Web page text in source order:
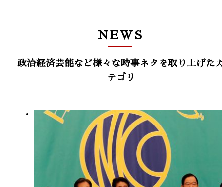
NEWS
政治経済芸能など様々な時事ネタを取り上げた
テゴリ